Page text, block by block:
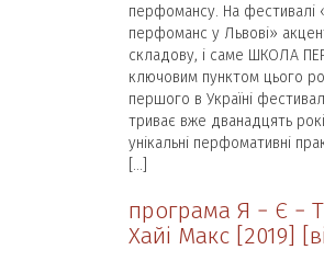
перфомансу. На фестивалі
перфоманс у Львові»
складову, і саме ШКОЛА
ключовим пунктом цього
першого в Україні
триває вже дванадцять
унікальні перфомативні
[…]
програма Я − Є −
Хайі Макс [2019]